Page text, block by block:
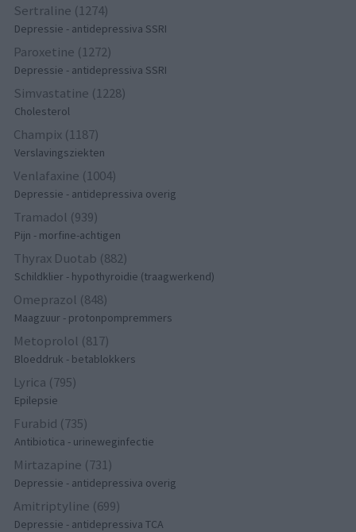
Sertraline (1274)
Depressie - antidepressiva SSRI
Paroxetine (1272)
Depressie - antidepressiva SSRI
Simvastatine (1228)
Cholesterol
Champix (1187)
Verslavingsziekten
Venlafaxine (1004)
Depressie - antidepressiva overig
Tramadol (939)
Pijn - morfine-achtigen
Thyrax Duotab (882)
Schildklier - hypothyroidie (traagwerkend)
Omeprazol (848)
Maagzuur - protonpompremmers
Metoprolol (817)
Bloeddruk - betablokkers
Lyrica (795)
Epilepsie
Furabid (735)
Antibiotica - urineweginfectie
Mirtazapine (731)
Depressie - antidepressiva overig
Amitriptyline (699)
Depressie - antidepressiva TCA